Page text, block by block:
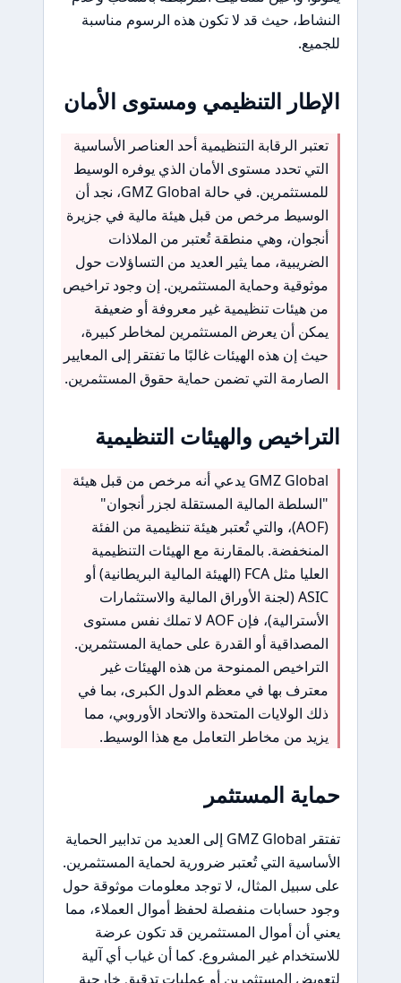
النشاط، حيث قد لا تكون هذه الرسوم مناسبة
للجميع.
الإطار التنظيمي ومستوى الأمان
تعتبر الرقابة التنظيمية أحد العناصر الأساسية
التي تحدد مستوى الأمان الذي يوفره الوسيط
للمستثمرين. في حالة GMZ Global، نجد أن
الوسيط مرخص من قبل هيئة مالية في جزيرة
أنجوان، وهي منطقة تُعتبر من الملاذات
الضريبية، مما يثير العديد من التساؤلات حول
موثوقية وحماية المستثمرين. إن وجود تراخيص
من هيئات تنظيمية غير معروفة أو ضعيفة
يمكن أن يعرض المستثمرين لمخاطر كبيرة،
حيث إن هذه الهيئات غالبًا ما تفتقر إلى المعايير
الصارمة التي تضمن حماية حقوق المستثمرين.
التراخيص والهيئات التنظيمية
GMZ Global يدعي أنه مرخص من قبل هيئة
"السلطة المالية المستقلة لجزر أنجوان"
(AOF)، والتي تُعتبر هيئة تنظيمية من الفئة
المنخفضة. بالمقارنة مع الهيئات التنظيمية
العليا مثل FCA (الهيئة المالية البريطانية) أو
ASIC (لجنة الأوراق المالية والاستثمارات
الأسترالية)، فإن AOF لا تملك نفس مستوى
المصداقية أو القدرة على حماية المستثمرين.
التراخيص الممنوحة من هذه الهيئات غير
معترف بها في معظم الدول الكبرى، بما في
ذلك الولايات المتحدة والاتحاد الأوروبي، مما
يزيد من مخاطر التعامل مع هذا الوسيط.
حماية المستثمر
تفتقر GMZ Global إلى العديد من تدابير الحماية
الأساسية التي تُعتبر ضرورية لحماية المستثمرين.
على سبيل المثال، لا توجد معلومات موثوقة حول
وجود حسابات منفصلة لحفظ أموال العملاء، مما
يعني أن أموال المستثمرين قد تكون عرضة
للاستخدام غير المشروع. كما أن غياب أي آلية
لتعويض المستثمرين أو عمليات تدقيق خارجية